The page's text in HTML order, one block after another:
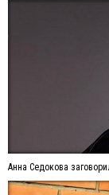
Анна Седокова